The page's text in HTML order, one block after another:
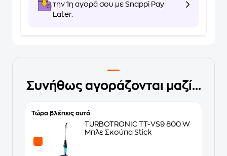
την 1η αγορά σου με Snappi Pay
Later.
Συνήθως αγοράζονται μαζί...
Τώρα βλέπεις αυτό
TURBOTRONIC TT-VS9 800 W
Μπλε Σκούπα Stick